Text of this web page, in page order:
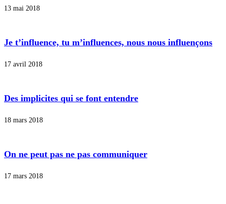
13 mai 2018
Je t’influence, tu m’influences, nous nous influençons
17 avril 2018
Des implicites qui se font entendre
18 mars 2018
On ne peut pas ne pas communiquer
17 mars 2018